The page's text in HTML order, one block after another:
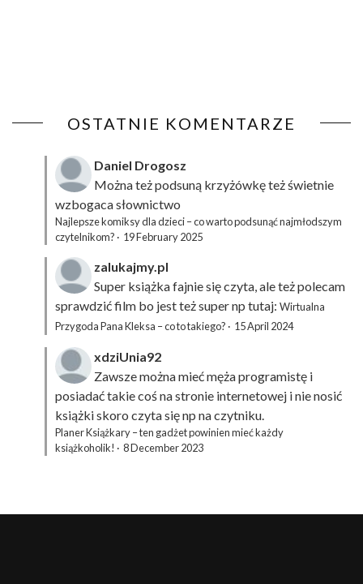
OSTATNIE KOMENTARZE
Daniel Drogosz
Można też podsuną krzyżówkęteż świetnie
wzbogaca słownictwo
Najlepsze komiksy dla dzieci – co warto podsunąć najmłodszym
czytelnikom? · 19 February 2025
zalukajmy.pl
Super książka fajnie się czyta, ale też polecam
sprawdzić film bo jest też super np tutaj: Wirtualna
Przygoda Pana Kleksa – co to takiego? · 15 April 2024
xdziUnia92
Zawsze można mieć męża programistę i
posiadać takie coś na stronie internetowej i nie nosić
książki skoro czyta się np na czytniku.
Planer Książkary – ten gadżet powinien mieć każdy
książkoholik! · 8 December 2023